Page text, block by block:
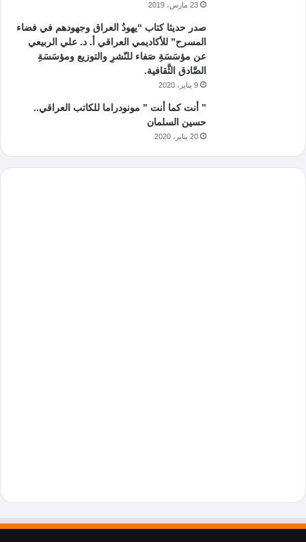
23 مارس، 2019
صدر حديثا كتاب “يهودُ العراق وجهودهم في فضاء
المسرح” للأكاديمي العراقي أ. د. علي الربيعي
عن مؤسَسَةِ صَفاء للنّشرِ والتوزيع ومؤسَسَةِ
الصَّادق الثَّقافية.
9 يناير، 2020
” أنت كما أنت ” مونودراما للكاتب العراقي..
حسين السلمان
20 يناير، 2020